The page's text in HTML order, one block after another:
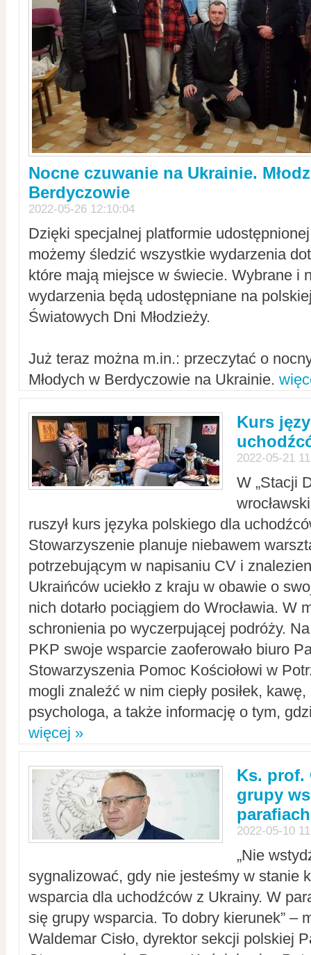
Nocne czuwanie na Ukrainie.
Berdyczowie
2022-05-26 12:10:04
Dzięki specjalnej platformie
możemy śledzić wszystkie wydarzenia
które mają miejsce w świecie. Wybrane i
wydarzenia będą udostępniane na
Światowych Dni Młodzieży.
Już teraz można m.in.: przeczytać o
Młodych w Berdyczowie na Ukrainie.
Kurs
2022-05-21
W „Stacji
ruszył kurs języka polskiego dla
Stowarzyszenie planuje niebawem
potrzebującym w napisaniu CV i
Ukraińców uciekło z kraju w obawie o
nich dotarło pociągiem do Wrocławia. W
schronienia po wyczerpującej podróży.
PKP swoje wsparcie zaoferowało biuro
Stowarzyszenia Pomoc Kościołowi w
mogli znaleźć w nim ciepły posiłek,
psychologa, a także informację o tym,
więcej »
Ks. prof.
grupy
parafiach
2022-05-10
„Nie
sygnalizować, gdy nie jesteśmy w stanie
wsparcia dla uchodźców z Ukrainy. W
się grupy wsparcia. To dobry kierunek” –
Waldemar Cisło, dyrektor sekcji polskiej